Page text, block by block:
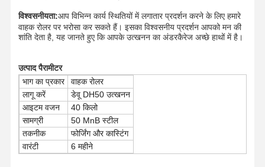
होम
हमारे बारे में फैक्टरी यात्रा
विश्वसनीयता:आप विभिन्न कार्य स्थितियों में लगातार प्रदर्शन करने के लिए हमारे
वाहक रोलर पर भरोसा कर सकते हैं। इसका विश्वसनीय प्रदर्शन आपको मन की
शांति देता है, यह जानते हुए कि आपके उत्खनन का अंडरकैरेज अच्छे हाथों में है।
उत्पाद पैरामीटर
भाग का प्रकार
वाहक रोलर
लागू करें
डेवू DH50 उत्खनन
आइटम वजन
40 किलो
सामग्री
50 MnB स्टील
तकनीक
फोर्जिंग और कास्टिंग
वारंटी
6 महीने